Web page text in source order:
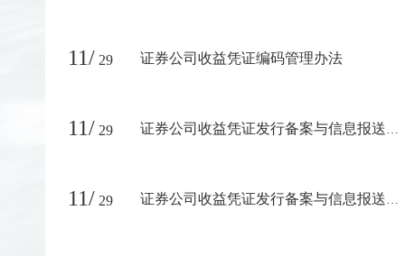
11/ 29 证券公司收益凭证编码管理办法
11/ 29 证券公司收益凭证发行备案与信息报送核查实施办法
11/ 29 证券公司收益凭证发行备案与信息报送质量评估实施办法